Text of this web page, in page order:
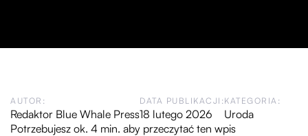
AUTOR:
Redaktor Blue Whale Press
DATA PUBLIKACJI:
18 lutego 2026
KATEGORIA:
Uroda
Potrzebujesz ok. 4 min. aby przeczytać ten wpis